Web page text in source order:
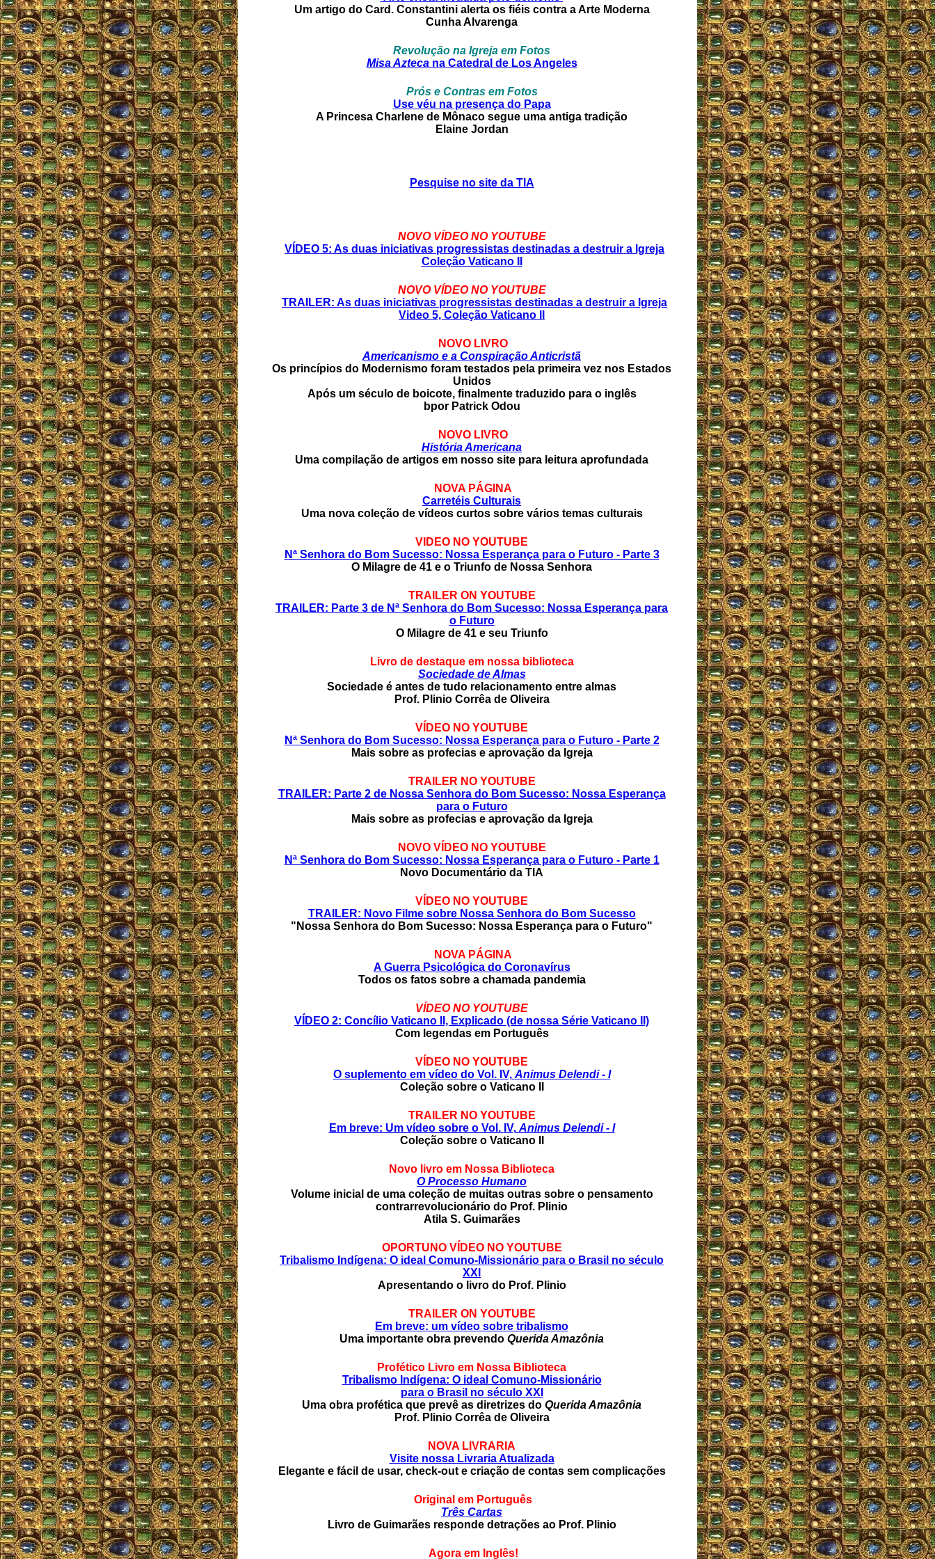
Um artigo do Card. Constantini alerta os fiéis contra a Arte Moderna
Cunha Alvarenga
Revolução na Igreja em Fotos
Misa Aztecana Catedral de Los Angeles
Prós e Contras em Fotos
Use véu na presença do Papa
A Princesa Charlene de Mônaco segue uma antiga tradição
Elaine Jordan
Pesquise no site da TIA
NOVO VÍDEO NO YOUTUBE
VÍDEO 5: As duas iniciativas progressistas destinadas a destruir a Igreja
Coleção Vaticano II
NOVO VÍDEO NO YOUTUBE
TRAILER: As duas iniciativas progressistas destinadas a destruir a Igreja
Video 5, Coleção Vaticano II
NOVO LIVRO
Americanismo e a Conspiração Anticristã
Os princípios do Modernismo foram testados pela primeira vez nos Estados
Unidos
Após um século de boicote, finalmente traduzido para o inglês
bpor Patrick Odou
NOVO LIVRO
História Americana
Uma compilação de artigos em nosso site para leitura aprofundada
NOVA PÁGINA
Carretéis Culturais
Uma nova coleção de vídeos curtos sobre vários temas culturais
VIDEO NO YOUTUBE
Nª Senhora do Bom Sucesso: Nossa Esperança para o Futuro - Parte 3
O Milagre de 41 e o Triunfo de Nossa Senhora
TRAILER ON YOUTUBE
TRAILER: Parte 3 de Nª Senhora do Bom Sucesso: Nossa Esperança para
o Futuro
O Milagre de 41 e seu Triunfo
Livro de destaque em nossa biblioteca
Sociedade de Almas
Sociedade é antes de tudo relacionamento entre almas
Prof. Plinio Corrêa de Oliveira
VÍDEO NO YOUTUBE
Nª Senhora do Bom Sucesso: Nossa Esperança para o Futuro - Parte 2
Mais sobre as profecias e aprovação da Igreja
TRAILER NO YOUTUBE
TRAILER: Parte 2 de Nossa Senhora do Bom Sucesso: Nossa Esperança
para o Futuro
Mais sobre as profecias e aprovação da Igreja
NOVO VÍDEO NO YOUTUBE
Nª Senhora do Bom Sucesso: Nossa Esperança para o Futuro - Parte 1
Novo Documentário da TIA
VÍDEO NO YOUTUBE
TRAILER: Novo Filme sobre Nossa Senhora do Bom Sucesso
"Nossa Senhora do Bom Sucesso: Nossa Esperança para o Futuro"
NOVA PÁGINA
A Guerra Psicológica do Coronavírus
Todos os fatos sobre a chamada pandemia
VÍDEO NO YOUTUBE
VÍDEO 2: Concílio Vaticano II, Explicado (de nossa Série Vaticano II)
Com legendas em Português
VÍDEO NO YOUTUBE
O suplemento em vídeo do Vol. IV, Animus Delendi - I
Coleção sobre o Vaticano II
TRAILER NO YOUTUBE
Em breve: Um vídeo sobre o Vol. IV, Animus Delendi - I
Coleção sobre o Vaticano II
Novo livro em Nossa Biblioteca
O Processo Humano
Volume inicial de uma coleção de muitas outras sobre o pensamento
contrarrevolucionário do Prof. Plinio
Atila S. Guimarães
OPORTUNO VÍDEO NO YOUTUBE
Tribalismo Indígena: O ideal Comuno-Missionário para o Brasil no século
XXI
Apresentando o livro do Prof. Plinio
TRAILER ON YOUTUBE
Em breve: um vídeo sobre tribalismo
Uma importante obra prevendo Querida Amazônia
Profético Livro em Nossa Biblioteca
Tribalismo Indígena: O ideal Comuno-Missionário
para o Brasil no século XXI
Uma obra profética que prevê as diretrizes do Querida Amazônia
Prof. Plinio Corrêa de Oliveira
NOVA LIVRARIA
Visite nossa Livraria Atualizada
Elegante e fácil de usar, check-out e criação de contas sem complicações
Original em Português
Três Cartas
Livro de Guimarães responde detrações ao Prof. Plinio
Agora em Inglês!